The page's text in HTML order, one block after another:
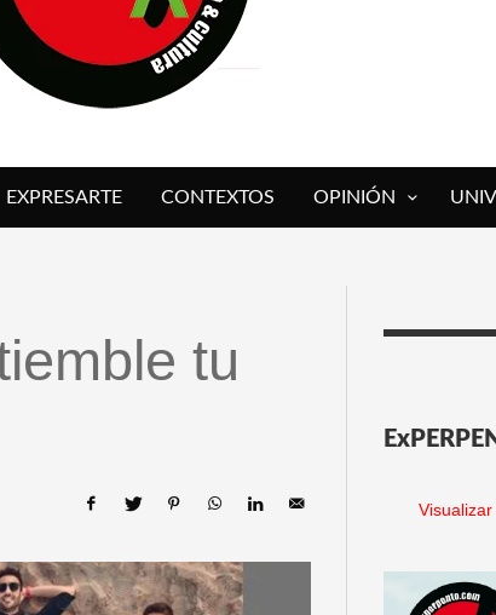
DE ARMONÍA PERSECUTORIA] EN EXVITA
[DESCASADA]
EXPRESARTE CONTEXTOS OPINIÓN
tu